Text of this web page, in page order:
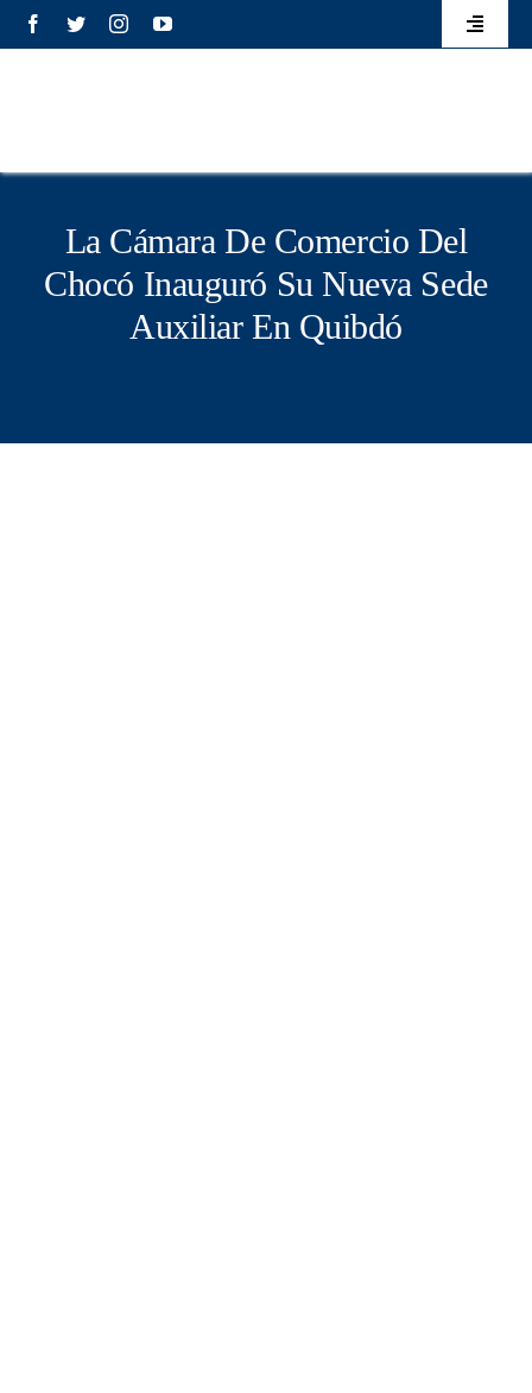
contenido
Saltar
al
Toggle
Mecanismo de atención
La Cámara De Comercio Del
Chocó Inauguró Su Nueva Sede
Auxiliar En Quibdó